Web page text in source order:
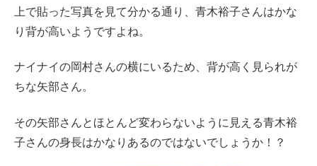
上で貼った写真を見て分かる通り、青木裕子さんはかな
り背が高いようですよね。
ナイナイの岡村さんの横にいるため、背が高く見られが
ちな矢部さん。
その矢部さんとほとんど変わらないように見える青木裕
子さんの身長はかなりあるのではないでしょうか！？